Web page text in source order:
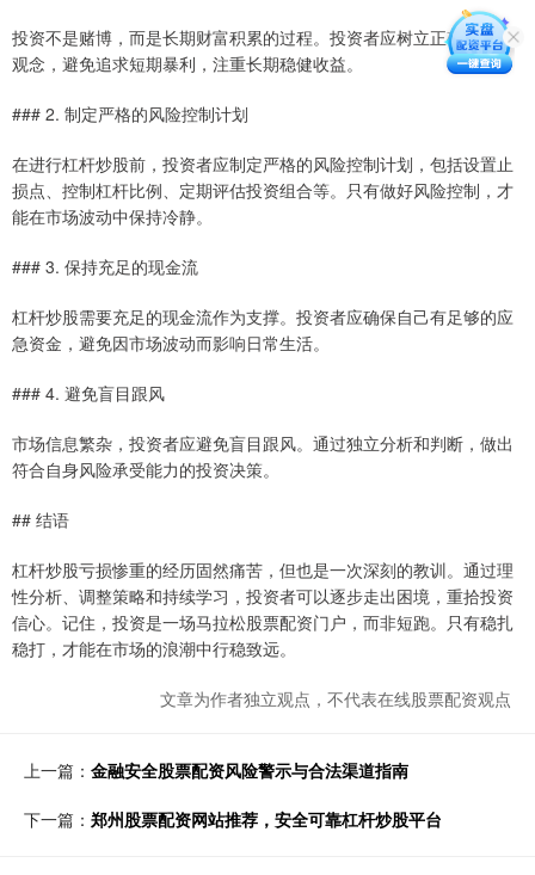
投资不是赌博，而是长期财富积累的过程。投资者应树立正确的投资
观念，避免追求短期暴利，注重长期稳健收益。
### 2. 制定严格的风险控制计划
在进行杠杆炒股前，投资者应制定严格的风险控制计划，包括设置止
损点、控制杠杆比例、定期评估投资组合等。只有做好风险控制，才
能在市场波动中保持冷静。
### 3. 保持充足的现金流
杠杆炒股需要充足的现金流作为支撑。投资者应确保自己有足够的应
急资金，避免因市场波动而影响日常生活。
### 4. 避免盲目跟风
市场信息繁杂，投资者应避免盲目跟风。通过独立分析和判断，做出
符合自身风险承受能力的投资决策。
## 结语
杠杆炒股亏损惨重的经历固然痛苦，但也是一次深刻的教训。通过理
性分析、调整策略和持续学习，投资者可以逐步走出困境，重拾投资
信心。记住，投资是一场马拉松股票配资门户，而非短跑。只有稳扎
稳打，才能在市场的浪潮中行稳致远。
文章为作者独立观点，不代表在线股票配资观点
上一篇： 金融安全股票配资风险警示与合法渠道指南
下一篇： 郑州股票配资网站推荐，安全可靠杠杆炒股平台